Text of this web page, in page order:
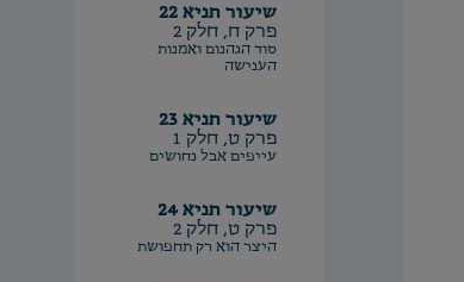
שיעור תניא 22
פרק ח, חלק 2
סוד הגהנום ואמנות
הענישה
שיעור תניא 23
פרק ט, חלק 1
עייפים אבל נחושים
שיעור תניא 24
פרק ט, חלק 2
היצר הוא רק תחפושת